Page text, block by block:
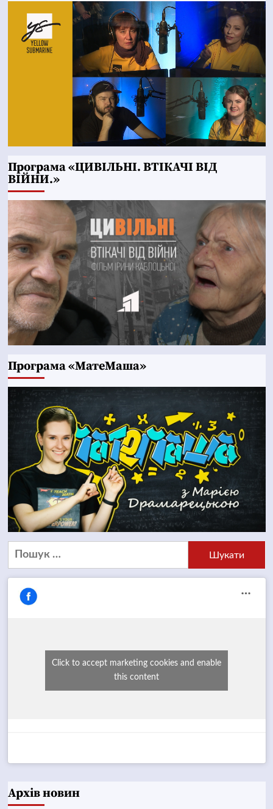
Програма «ЦИВІЛЬНІ. ВТІКАЧІ ВІД
ВІЙНИ.»
Програма «МатеМаша»
Пошук:
Click to accept marketing cookies and enable
this content
Архів новин